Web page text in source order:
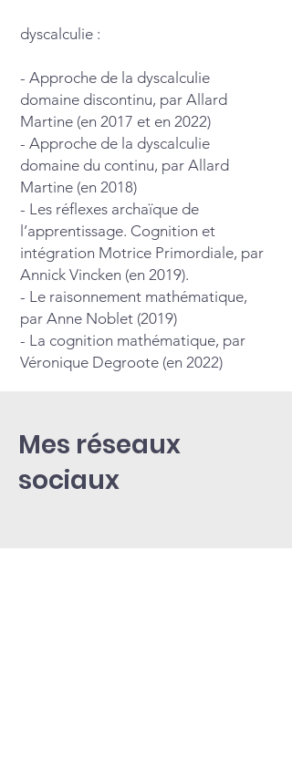
dyscalculie :
- Approche de la dyscalculie
domaine discontinu, par Allard
Martine (en 2017 et en 2022)
- Approche de la dyscalculie
domaine du continu, par Allard
Martine (en 2018)
- Les réflexes archaïque de
l’apprentissage. Cognition et
intégration Motrice Primordiale, par
Annick Vincken (en 2019).
- Le raisonnement mathématique,
par Anne Noblet (2019)
- La cognition mathématique, par
Véronique Degroote (en 2022)
Mes réseaux
sociaux